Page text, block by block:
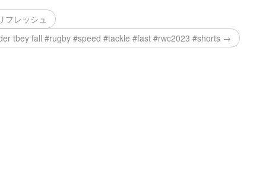
フレッシュ
tbey fall #rugby #speed #tackle #fast #rwc2023 #shorts →